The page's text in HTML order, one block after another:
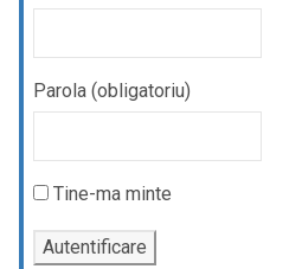
Parola (obligatoriu)
Tine-ma minte